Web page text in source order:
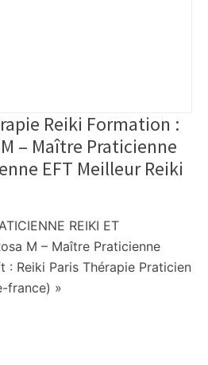
Reiki Formation :
– Maître Praticienne
EFT Meilleur Reiki
REIKI ET
M – Maître Praticienne
: Reiki Paris Thérapie Praticien
france) »